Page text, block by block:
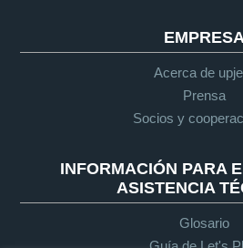
Acerca de
Prensa
Socios y
INFORMACIÓN PARA
ASISTENCIA
Glosario